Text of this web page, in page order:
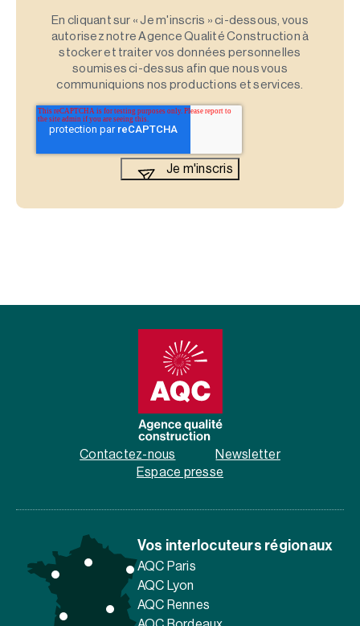
En cliquant sur « Je m'inscris » ci-dessous, vous
autorisez notre Agence Qualité Construction à
stocker et traiter vos données personnelles
soumises ci-dessus afin que nous vous
communiquions nos productions et services.
Contactez-nous
Newsletter
Espace presse
Vos interlocuteurs régionaux
AQC Paris
AQC Lyon
AQC Rennes